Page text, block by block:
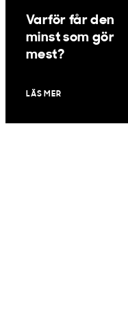
Varför får den
minst som gör
mest?
LÄS MER